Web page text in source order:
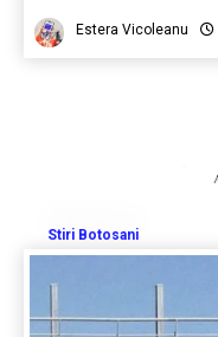
Estera Vicoleanu
Stiri Botosani